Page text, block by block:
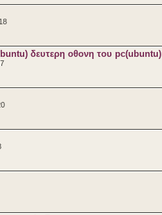
δευτερη οθονη του pc(ubuntu)